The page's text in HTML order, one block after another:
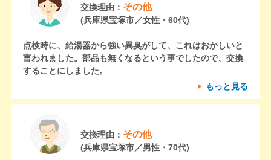
交換理由： その他
(兵庫県宝塚市／女性・60代)
点検時に、給湯器から強い異臭がして、これはおかしいと
言われました。部品も無くなるという事でしたので、交換
することにしました。
もっと見る
交換理由： その他
(兵庫県宝塚市／男性・70代)